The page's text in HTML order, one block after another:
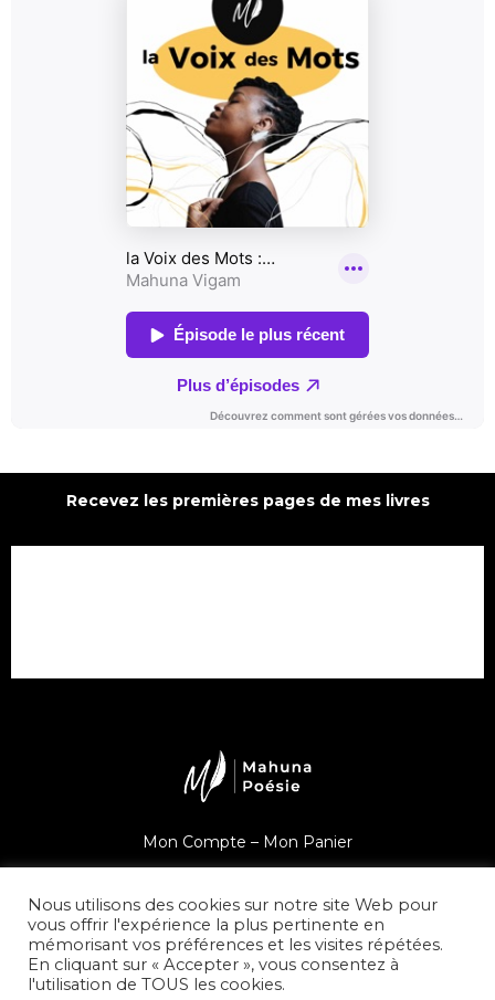
Recevez les premières pages de mes livres
Mon Compte – Mon Panier
© Mahuna Poésie
Nous utilisons des cookies sur notre site Web pour
vous offrir l'expérience la plus pertinente en
mémorisant vos préférences et les visites répétées.
En cliquant sur « Accepter », vous consentez à
l'utilisation de TOUS les cookies.